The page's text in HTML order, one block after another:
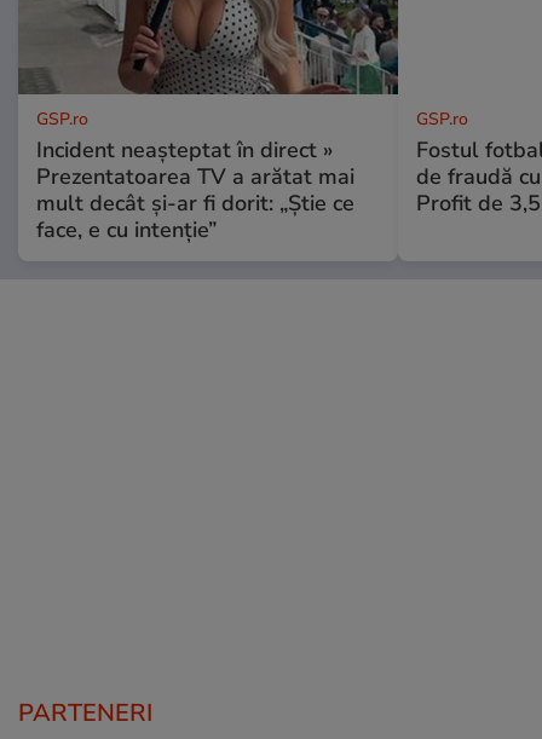
GSP.ro
Incident neașteptat în direct »
Prezentatoarea TV a arătat mai
mult decât și-ar fi dorit: „Știe ce
face, e cu intenție”
GSP.ro
Fostul
de fraudă
Profit de
PARTENERI